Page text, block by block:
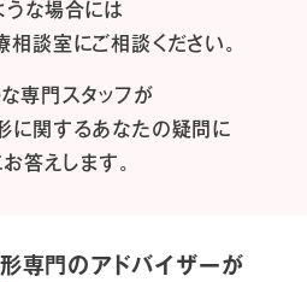
うな場合には
相談室にご相談ください。
専門スタッフが
に関するあなたの疑問に
答えします。
専門のアドバイザーが